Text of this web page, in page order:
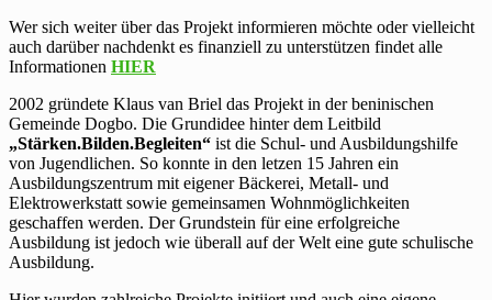
Wer sich weiter über das Projekt informieren möchte oder vielleicht
auch darüber nachdenkt es finanziell zu unterstützen findet alle
Informationen HIER
2002 gründete Klaus van Briel das Projekt in der beninischen
Gemeinde Dogbo. Die Grundidee hinter dem Leitbild
„Stärken.Bilden.Begleiten“ ist die Schul- und Ausbildungshilfe
von Jugendlichen. So konnte in den letzen 15 Jahren ein
Ausbildungszentrum mit eigener Bäckerei, Metall- und
Elektrowerkstatt sowie gemeinsamen Wohnmöglichkeiten
geschaffen werden. Der Grundstein für eine erfolgreiche
Ausbildung ist jedoch wie überall auf der Welt eine gute schulische
Ausbildung.